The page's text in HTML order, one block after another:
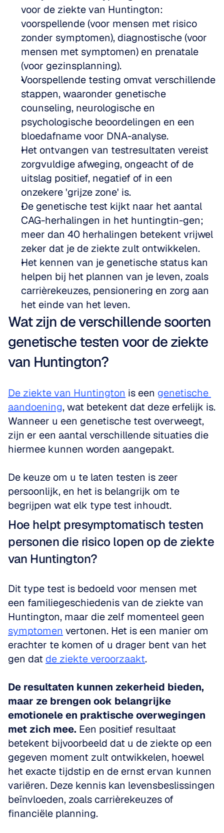
voor de ziekte van Huntington:
voorspellende (voor mensen met risico
zonder symptomen), diagnostische (voor
mensen met symptomen) en prenatale
(voor gezinsplanning).
Voorspellende testing omvat verschillende
stappen, waaronder genetische
counseling, neurologische en
psychologische beoordelingen en een
bloedafname voor DNA-analyse.
Het ontvangen van testresultaten vereist
zorgvuldige afweging, ongeacht of de
uitslag positief, negatief of in een
onzekere 'grijze zone' is.
De genetische test kijkt naar het aantal
CAG-herhalingen in het huntingtin-gen;
meer dan 40 herhalingen betekent vrijwel
zeker dat je de ziekte zult ontwikkelen.
Het kennen van je genetische status kan
helpen bij het plannen van je leven, zoals
carrièrekeuzes, pensionering en zorg aan
het einde van het leven.
Wat zijn de verschillende soorten
genetische testen voor de ziekte
van Huntington?
De ziekte van Huntington is een genetische
aandoening, wat betekent dat deze erfelijk is.
Wanneer u een genetische test overweegt,
zijn er een aantal verschillende situaties die
hiermee kunnen worden aangepakt.
De keuze om u te laten testen is zeer
persoonlijk, en het is belangrijk om te
begrijpen wat elk type test inhoudt.
Hoe helpt presymptomatisch testen
personen die risico lopen op de ziekte
van Huntington?
Dit type test is bedoeld voor mensen met
een familiegeschiedenis van de ziekte van
symptomen vertonen. Het is een manier om
erachter te komen of u drager bent van het
gen dat de ziekte veroorzaakt.
De resultaten kunnen zekerheid bieden,
maar ze brengen ook belangrijke
emotionele en praktische overwegingen
met zich mee. Een positief resultaat
betekent bijvoorbeeld dat u de ziekte op een
gegeven moment zult ontwikkelen, hoewel
het exacte tijdstip en de ernst ervan kunnen
variëren. Deze kennis kan levensbeslissingen
beïnvloeden, zoals carrièrekeuzes of
financiële planning.